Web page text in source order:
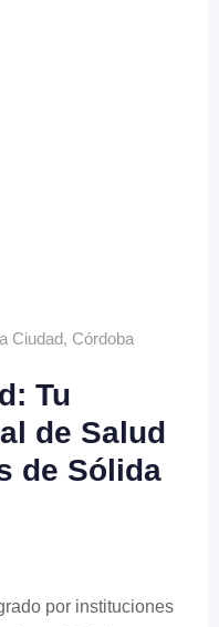
Ciudad, Córdoba
Tu
de Salud
de Sólida
por instituciones